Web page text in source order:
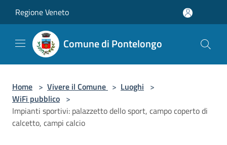
Regione Veneto
Comune di Pontelongo
Home > Vivere il Comune > Luoghi >
WiFi pubblico >
Impianti sportivi: palazzetto dello sport, campo coperto di
calcetto, campi calcio